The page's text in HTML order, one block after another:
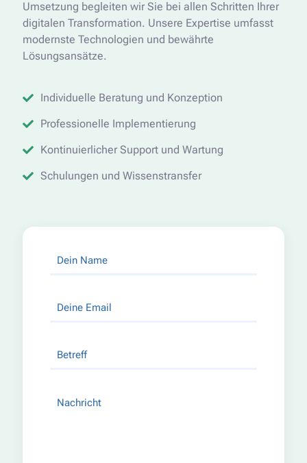
Umsetzung begleiten wir Sie bei allen Schritten Ihrer
digitalen Transformation. Unsere Expertise umfasst
modernste Technologien und bewährte
Lösungsansätze.
Individuelle Beratung und Konzeption
Professionelle Implementierung
Kontinuierlicher Support und Wartung
Schulungen und Wissenstransfer